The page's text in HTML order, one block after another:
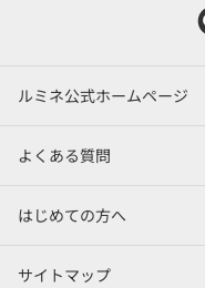
ルミネ公式ホームページ
よくある質問
はじめての方へ
サイトマップ